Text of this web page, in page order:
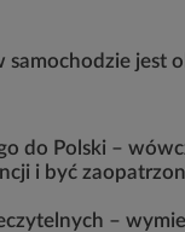
jest
do Polski –
i być
–